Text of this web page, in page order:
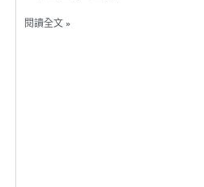
閱讀全文 »